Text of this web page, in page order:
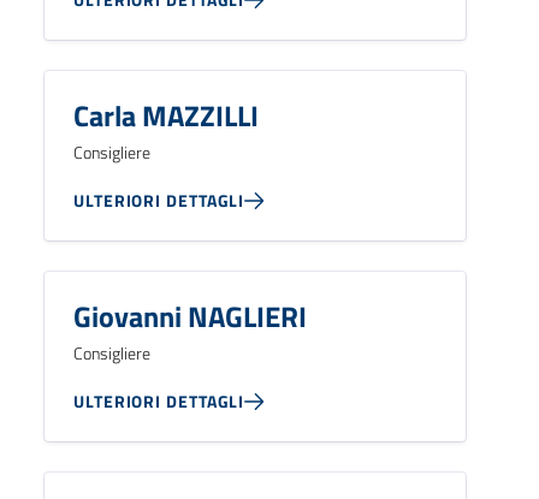
Carla MAZZILLI
Consigliere
ULTERIORI DETTAGLI
Giovanni NAGLIERI
Consigliere
ULTERIORI DETTAGLI